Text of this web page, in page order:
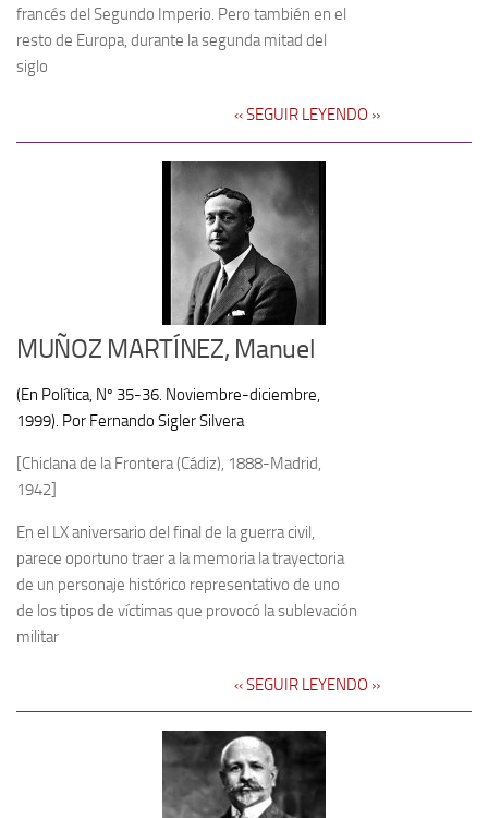
francés del Segundo Imperio. Pero también en el
resto de Europa, durante la segunda mitad del
siglo
‹‹ SEGUIR LEYENDO ››
MUÑOZ MARTÍNEZ, Manuel
(En Política, Nº 35-36. Noviembre-diciembre,
1999). Por Fernando Sigler Silvera
[Chiclana de la Frontera (Cádiz), 1888-Madrid,
1942]
En el LX aniversario del final de la guerra civil,
parece oportuno traer a la memoria la trayectoria
de un personaje histórico representativo de uno
de los tipos de víctimas que provocó la sublevación
militar
‹‹ SEGUIR LEYENDO ››